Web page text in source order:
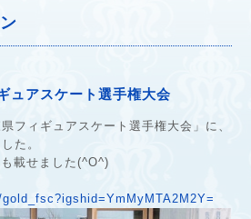
アスケート選手権大会
フィギュアスケート選手権大会」に、
た。
載せました(^O^)